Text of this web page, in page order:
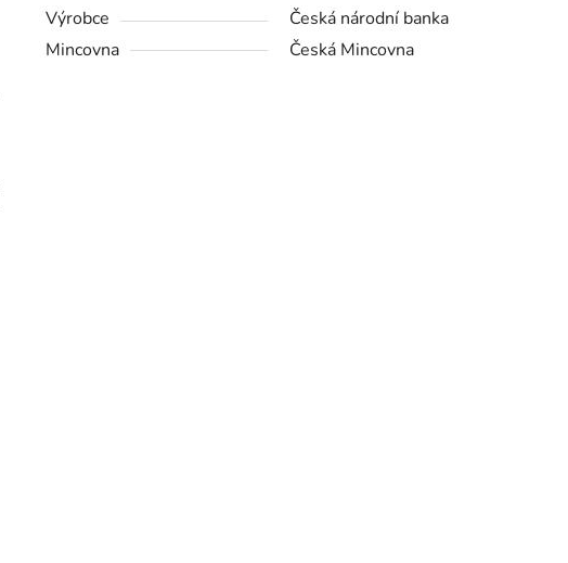
Výrobce
Česká národní banka
Mincovna
Česká Mincovna